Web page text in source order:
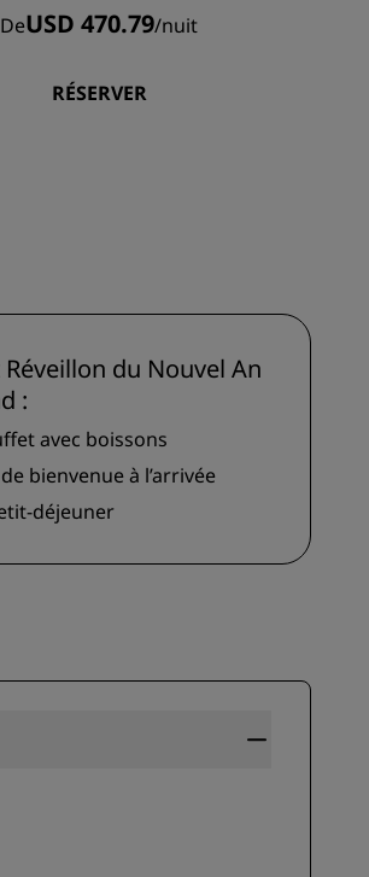
Idées de voyage
Hôtels adaptés aux familles
Radisson Rewards
Comment utiliser vos points
Comment gagner des points
ADHÉRER
DeUSD 470.79/nuit
RÉSERVER
du Nouvel An
:
avec boissons
bienvenue à l’arrivée
déjeuner